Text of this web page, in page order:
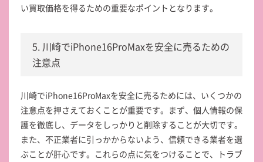
い買取価格を得るための重要なポイントとなります。
5. 川崎でiPhone16ProMaxを安全に売るための
注意点
川崎でiPhone16ProMaxを安全に売るためには、いくつかの
注意点を押さえておくことが重要です。まず、個人情報の保
護を徹底し、データをしっかりと削除することが大切です。
また、不正業者に引っかからないよう、信頼できる業者を選
ぶことが肝心です。これらの点に気をつけることで、トラブ